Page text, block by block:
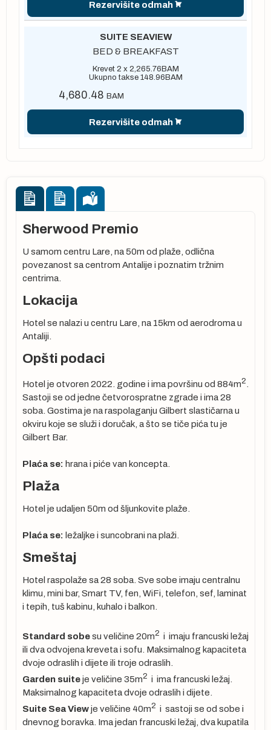
Rezervišite odmah
SUITE SEAVIEW
BED & BREAKFAST
Krevet 2 x 2,265.76 BAM
Ukupno takse 148.96 BAM
4,680.48 BAM
Rezervišite odmah
Sherwood Premio
U samom centru Lare, na 50m od plaže, odlična
povezanost sa centrom Antalije i poznatim tržnim
centrima.
Lokacija
Hotel se nalazi u centru Lare, na 15km od aerodroma u
Antaliji.
Opšti podaci
Hotel je otvoren 2022. godine i ima površinu od 884m2
Sastoji se od jedne četvorospratne zgrade i ima 28
soba. Gostima je na raspolaganju Gilbert slastičarna u
okviru koje se služi i doručak, a što se tiče pića tu je
Gilbert Bar.
Plaća se: hrana i piće van koncepta.
Plaža
Hotel je udaljen 50m od šljunkovite plaže.
Plaća se: ležaljke i suncobrani na plaži.
Smeštaj
Hotel raspolaže sa 28 soba. Sve sobe imaju centralnu
klimu, mini bar, Smart TV, fen, WiFi, telefon, sef, laminat
i tepih, tuš kabinu, kuhalo i balkon.
Standard sobesu veličine 20m2 i imaju francuski ležaj
ili dva odvojena kreveta i sofu. Maksimalnog kapaciteta
dvoje odraslih i dijete ili troje odraslih.
Garden suiteje veličine 35m2 i ima francuski ležaj.
Maksimalnog kapaciteta dvoje odraslih i dijete.
Suite Sea Viewje veličine 40m2 i sastoji se od sobe i
dnevnog boravka. Ima jedan francuski ležaj, dva kupatila